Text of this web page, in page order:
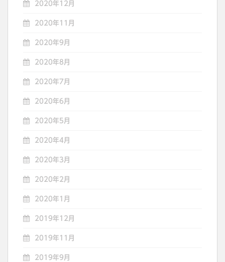
2020年12月
2020年11月
2020年9月
2020年8月
2020年7月
2020年6月
2020年5月
2020年4月
2020年3月
2020年2月
2020年1月
2019年12月
2019年11月
2019年9月